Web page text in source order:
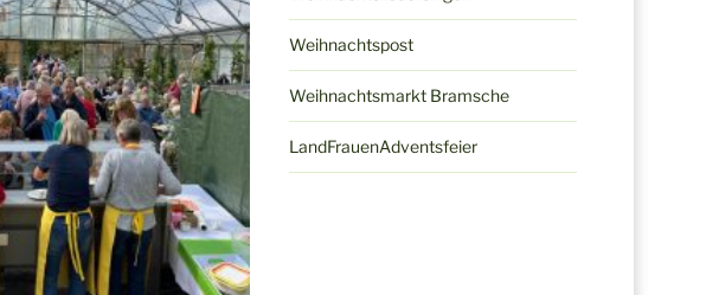
Weihnachtspost
Weihnachtsmarkt Bramsche
LandFrauenAdventsfeier